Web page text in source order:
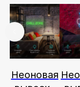
Неоновая